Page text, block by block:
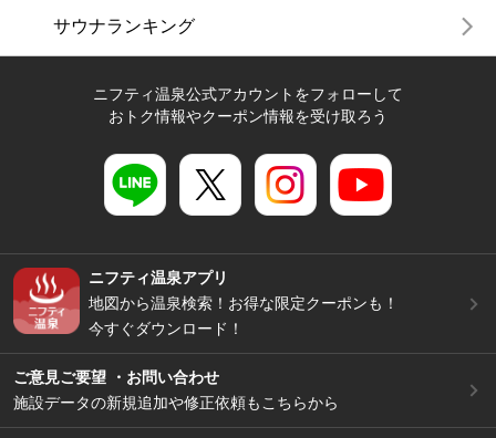
サウナランキング
ニフティ温泉公式アカウントをフォローして
おトク情報やクーポン情報を受け取ろう
ニフティ温泉アプリ
地図から温泉検索！お得な限定クーポンも！
今すぐダウンロード！
ご意見ご要望 ・お問い合わせ
施設データの新規追加や修正依頼もこちらから